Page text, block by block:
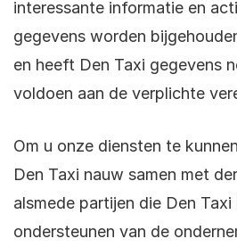
interessante informatie en
gegevens worden
en heeft Den Taxi gegevens
voldoen aan de verplichte
Om u onze diensten te
Den Taxi nauw samen met
alsmede partijen die Den
ondersteunen van de